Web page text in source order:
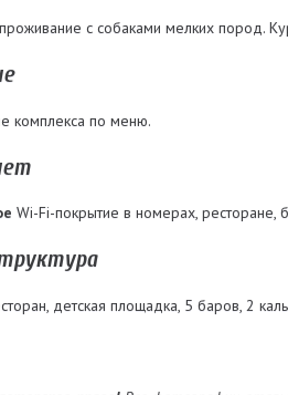
с собаками мелких пород.
комплекса по меню.
Wi-Fi-покрытие в номерах, ресторане,
детская площадка, 5 баров, 2